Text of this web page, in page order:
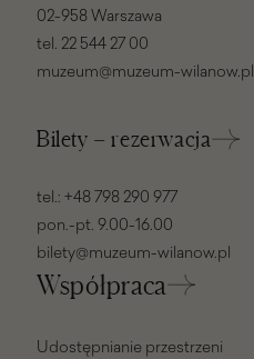
02-958 Warszawa
tel. 22 544 27 00
muzeum@muzeum-wilanow.pl
Bilety – rezerwacja
tel.: +48 798 290 977
pon.-pt. 9.00-16.00
bilety@muzeum-wilanow.pl
Współpraca
Udostępnianie przestrzeni